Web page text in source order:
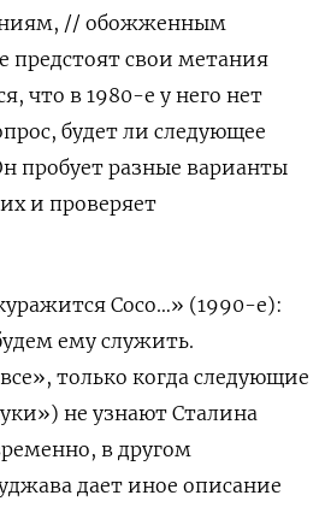
// обожженным
предстоят свои метания
что в 1980-е у него нет
будет ли следующее
пробует разные варианты
и проверяет
Coco…» (1990-е):
ему служить.
только когда следующие
») не узнают Сталина
в другом
дает иное описание